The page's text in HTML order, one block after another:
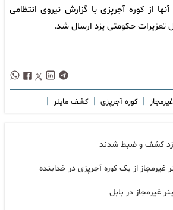
از کوره آجرپزی با گزارش نیروی انتظامی
تعزیرات حکومتی یزد ارسال شد.
| کوره آجرپزی | کشف ماینر |
یزد کشف و ضبط شدند